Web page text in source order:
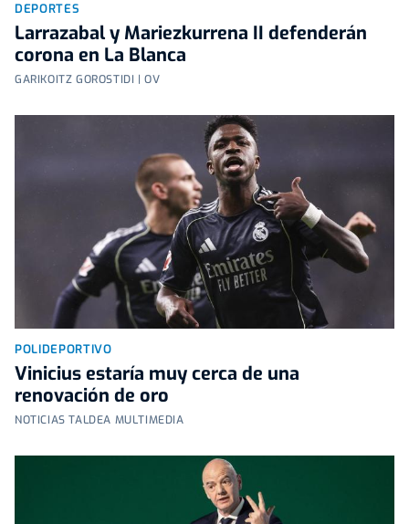
DEPORTES
Larrazabal y Mariezkurrena II defenderán
corona en La Blanca
GARIKOITZ GOROSTIDI | OV
POLIDEPORTIVO
Vinicius estaría muy cerca de una
renovación de oro
NOTICIAS TALDEA MULTIMEDIA